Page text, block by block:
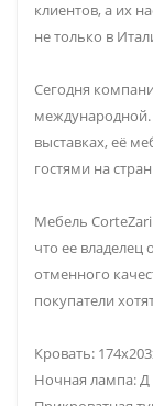
клиентов, а их
не только в
Сегодня
международной.
выставках, её
гостями на
Мебель
что ее
отменного
покупатели
Кровать:
Ночная лампа: Д